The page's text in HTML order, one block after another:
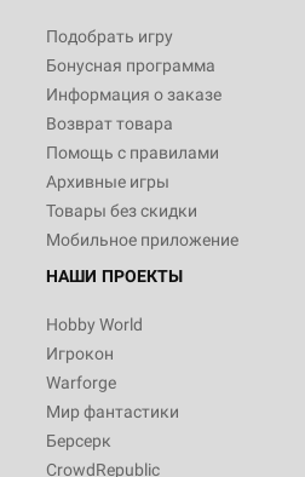
Подобрать игру
Бонусная программа
Информация о заказе
Возврат товара
Помощь с правилами
Архивные игры
Товары без скидки
Мобильное приложение
НАШИ ПРОЕКТЫ
Hobby World
Игрокон
Warforge
Мир фантастики
Берсерк
CrowdRepublic